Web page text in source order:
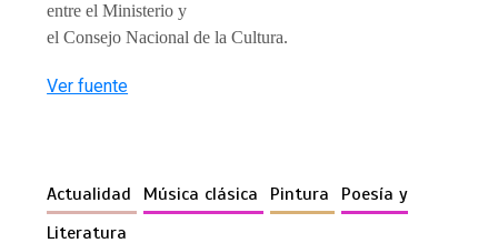
entre el Ministerio y
el Consejo Nacional de la Cultura.
Ver fuente
Actualidad Música clásica Pintura
Poesía y
Literatura